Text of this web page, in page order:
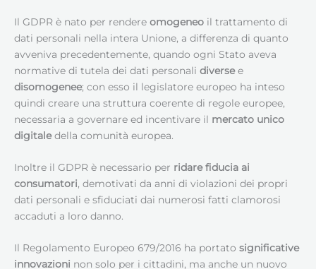
Il GDPR è nato per rendere omogeneo il trattamento di
dati personali nella intera Unione, a differenza di quanto
avveniva precedentemente, quando ogni Stato aveva
normative di tutela dei dati personali diversee
disomogenee; con esso il legislatore europeo ha inteso
quindi creare una struttura coerente di regole europee,
necessaria a governare ed incentivare il mercato unico
digitaledella comunità europea.
Inoltre il GDPR è necessario per ridare fiducia ai
consumatori, demotivati da anni di violazioni dei propri
dati personali e sfiduciati dai numerosi fatti clamorosi
accaduti a loro danno.
Il Regolamento Europeo 679/2016 ha portato significative
innovazioni non solo per i cittadini, ma anche un nuovo